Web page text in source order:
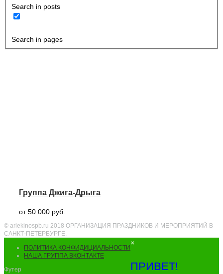
Search in posts
Search in pages
Группа Джига-Дрыга
от 50 000 руб.
© arlekinospb.ru 2018 ОРГАНИЗАЦИЯ ПРАЗДНИКОВ И МЕРОПРИЯТИЙ В
САНКТ-ПЕТЕРБУРГЕ.
ПОЛИТИКА КОНФИДИЦИАЛЬНОСТИ
НАША ГРУППА ВКОНТАКТЕ
Футер
×
ПРИВЕТ!